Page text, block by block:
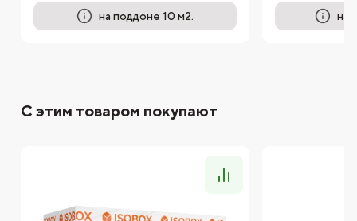
на поддоне 10 м2. на
С этим товаром покупают